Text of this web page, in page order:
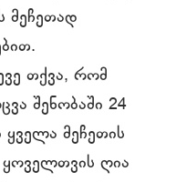
მეჩეთად
თქვა, რომ
შენობაში 24
ყველა მეჩეთის
ყოველთვის ღია